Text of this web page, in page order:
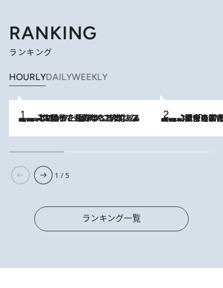
RANKING
ランキング
HOURLYDAILYWEEKLY
2026.8.5
【阿川佐和子さんの年とる力】なぜ70代で始めた趣味は“こんなに楽しい”のか？ ピアノ、俳句…スランプに陥っても続けられる“ある秘訣”とは 2026.8.3
慶應幼稚舎の図書室からテレビの世界に飛び込んだ阿川佐和子（72）
1 / 5
ランキング一覧